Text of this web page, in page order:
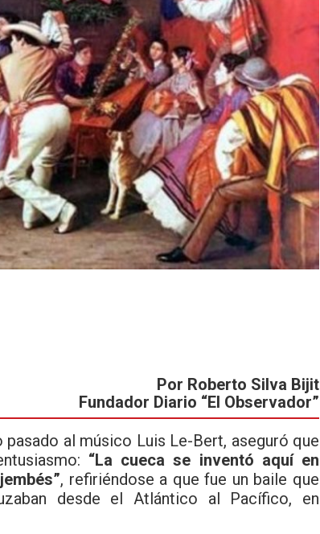
Por Roberto Silva Bijit
Fundador Diario “El Observador”
al músico Luis Le-Bert, aseguró que
“La cueca se inventó aquí en
, refiriéndose a que fue un baile que
desde el Atlántico al Pacífico, en